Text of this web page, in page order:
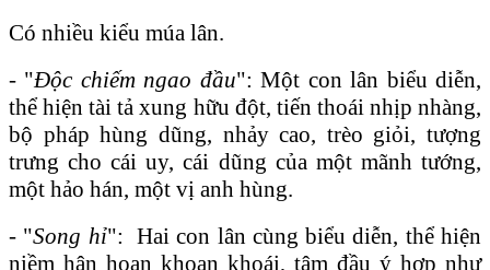
Có nhiều kiểu múa lân.
- "Độc chiếm ngao đầu": Một con lân biểu diễn,
thể hiện tài tả xung hữu đột, tiến thoái nhịp nhàng,
bộ pháp hùng dũng, nhảy cao, trèo giỏi, tượng
trưng cho cái uy, cái dũng của một mãnh tướng,
một hảo hán, một vị anh hùng.
- "Song hỉ": Hai con lân cùng biểu diễn, thể hiện
niềm hân hoan khoan khoái, tâm đầu ý hợp như